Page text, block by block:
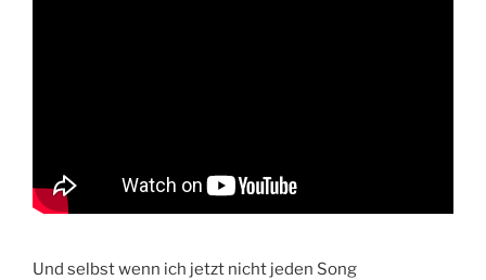
Und selbst wenn ich jetzt nicht jeden Song